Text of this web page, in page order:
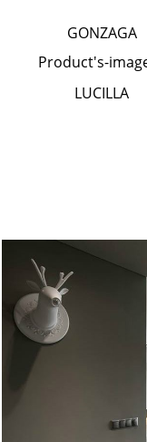
GONZAGA
LUCILLA